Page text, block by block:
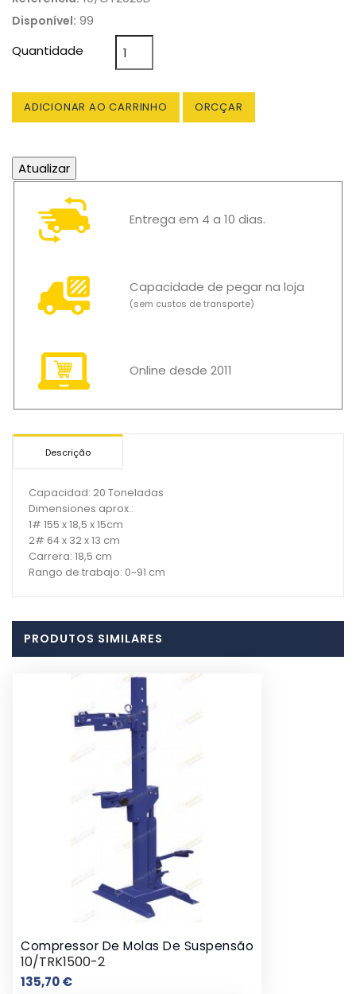
Disponível: 99
Quantidade
ADICIONAR AO CARRINHO ORCÇAR
Entrega em 4 a 10 dias.
Capacidade de pegar na loja
(sem custos de transporte)
Online desde 2011
Descrição
Capacidad: 20 Toneladas
Dimensiones aprox.:
1# 155 x 18,5 x 15cm
2# 64 x 32 x 13 cm
Carrera: 18,5 cm
Rango de trabajo: 0~91 cm
PRODUTOS SIMILARES
Compressor De Molas De Suspensão
10/TRK1500-2
135,70 €Preço